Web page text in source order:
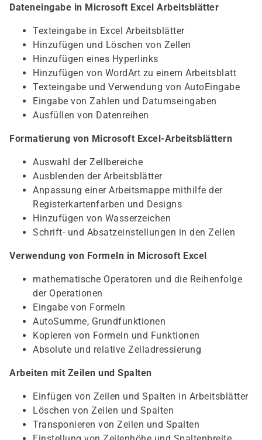
Dateneingabe in Microsoft Excel Arbeitsblätter
Texteingabe in Excel Arbeitsblätter
Hinzufügen und Löschen von Zellen
Hinzufügen eines Hyperlinks
Hinzufügen von WordArt zu einem Arbeitsblatt
Texteingabe und Verwendung von AutoEingabe
Eingabe von Zahlen und Datumseingaben
Ausfüllen von Datenreihen
Formatierung von Microsoft Excel-Arbeitsblättern
Auswahl der Zellbereiche
Ausblenden der Arbeitsblätter
Anpassung einer Arbeitsmappe mithilfe der
Registerkartenfarben und Designs
Hinzufügen von Wasserzeichen
Schrift- und Absatzeinstellungen in den Zellen
Verwendung von Formeln in Microsoft Excel
mathematische Operatoren und die Reihenfolge
der Operationen
Eingabe von Formeln
AutoSumme, Grundfunktionen
Kopieren von Formeln und Funktionen
Absolute und relative Zelladressierung
Arbeiten mit Zeilen und Spalten
Einfügen von Zeilen und Spalten in Arbeitsblätter
Löschen von Zeilen und Spalten
Transponieren von Zeilen und Spalten